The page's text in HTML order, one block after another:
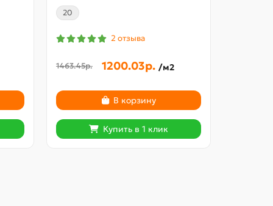
20
2 отзыва
1463.45р. 1200.03р. /м2
В корзину
Купить в 1 клик